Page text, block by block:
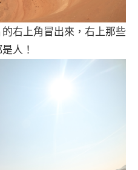
右上角冒出來，右上那些
人！